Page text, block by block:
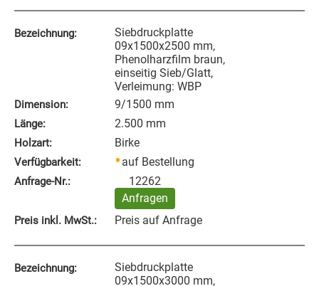
Bezeichnung:
Siebdruckplatte
09x1500x2500 mm,
Phenolharzfilm braun,
einseitig Sieb/Glatt,
Verleimung: WBP
Dimension: 9/1500 mm
Länge: 2.500 mm
Holzart: Birke
Verfügbarkeit: auf Bestellung
Anfrage‑Nr.:
12262
Anfragen
Preis inkl. MwSt.: Preis auf Anfrage
Bezeichnung:
Siebdruckplatte
09x1500x3000 mm,